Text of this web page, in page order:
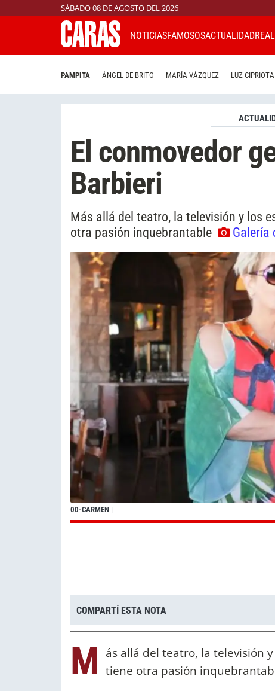
SÁBADO 08 DE AGOSTO DEL 2026
NOTICIASFAMOSOSACTUALIDAD
PAMPITA ÁNGEL DE BRITO MARÍA VÁZQUEZ LUZ CIPRIOTA
El conmovedor
Barbieri
Más allá del teatro, la televisión y los
otra pasión inquebrantable
Galería
00-CARMEN |
COMPARTÍ ESTA NOTA
M ás allá del teatro, la televisión
tiene otra pasión